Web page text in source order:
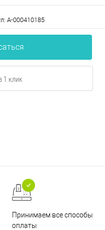
А-000410185
1 клик
Принимаем все способы
оплаты